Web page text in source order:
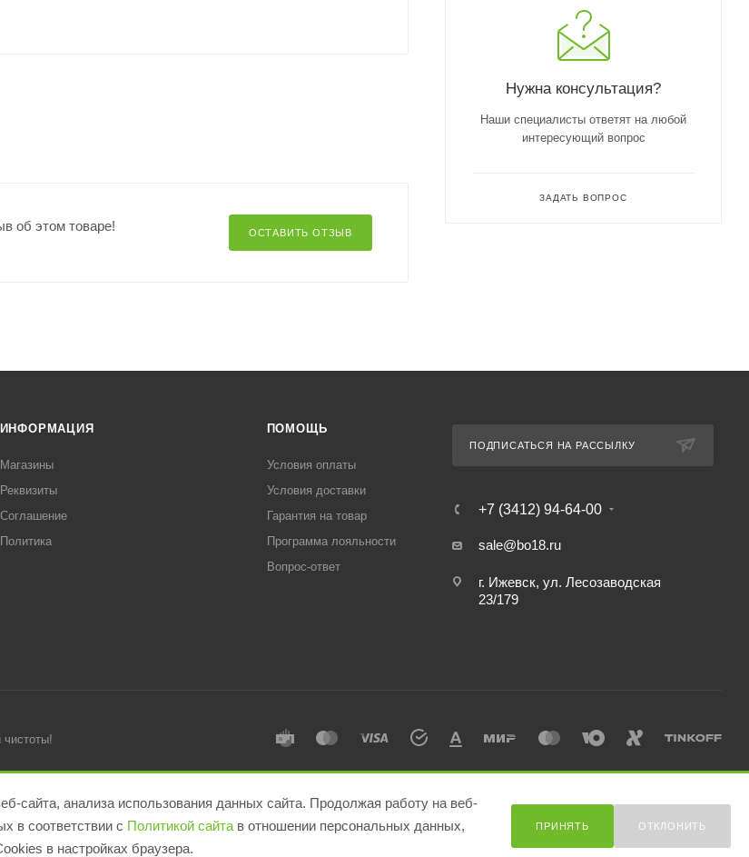
ОСТАВИТЬ ОТЗЫВ
об этом товаре!
Нужна консультация?
Наши специалисты ответят на любой
интересующий вопрос
ЗАДАТЬ ВОПРОС
ИНФОРМАЦИЯ
Магазины
Реквизиты
Соглашение
Политика
ПОМОЩЬ
Условия оплаты
Условия доставки
Гарантия на товар
Программа лояльности
Вопрос-ответ
ПОДПИСАТЬСЯ НА РАССЫЛКУ
+7 (3412) 94-64-00
sale@bo18.ru
г. Ижевск, ул. Лесозаводская
23/179
сайта, анализа использования данных сайта. Продолжая работу на веб-
в соответствии с Политикой сайта в отношении персональных данных,
в настройках браузера.
ПРИНЯТЬ ОТКЛОНИТЬ